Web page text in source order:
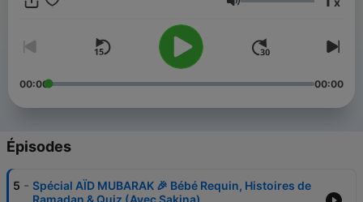
respecter leurs parents, 💫 Une playlist idéale
Volume
00:00 00:00
Épisodes
5 - Spécial AÏD MUBARAK 🎉 Bébé Requin, Histoires de